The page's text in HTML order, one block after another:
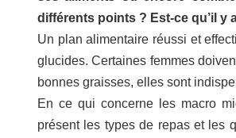
différents points ? Est-ce qu’il y
Un plan alimentaire réussi et
glucides. Certaines femmes
bonnes graisses, elles sont
En ce qui concerne les macro
présent les types de repas et les